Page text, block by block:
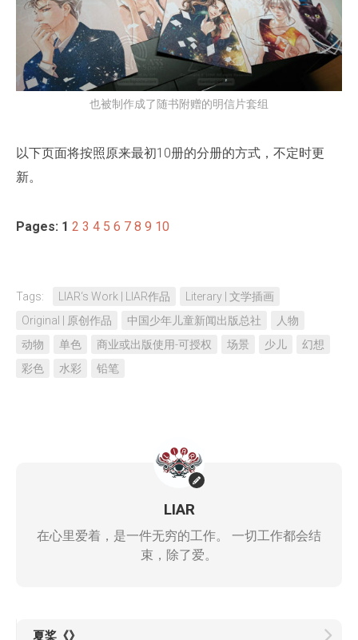
也被制作成了随书附赠的明信片套组
以下页面将按照原来最初10册的分册的方式，不定时更
新。
Pages: 1 2 3 4 5 6 7 8 9 10
Tags: LIAR‘s Work | LIAR作品
Literary | 文学插画
Original | 原创作品
中国少年儿童新闻出版总社
人物
动物
单色 商业或出版使用-可授权 场景 少儿
幻想
彩色
水彩 铅笔
LIAR
在心里爱着，是一件无穷的工作。 一切工作都会结
束，除了爱。
夏桨《》